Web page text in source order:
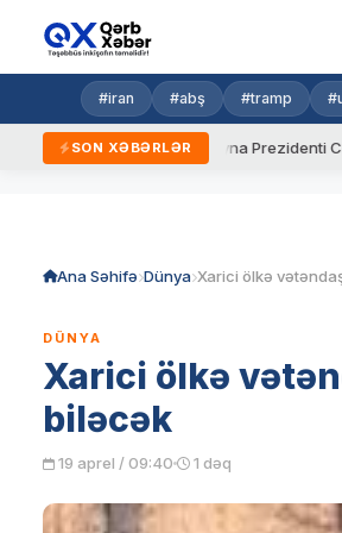
#iran #abş #tramp
SON XƏBƏRLƏR
Ukrayna Prezidenti Ceyhun
Ana Səhifə Dünya
DÜNYA
Xarici ölkə
biləcək
19 aprel / 09:40 1 dəq